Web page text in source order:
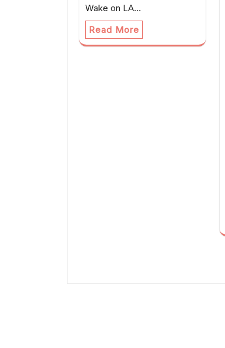
シ
ョ
Wake on LA…
Read More